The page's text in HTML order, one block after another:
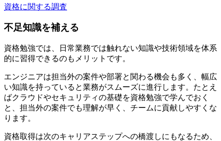
資格に関する調査
不足知識を補える
資格勉強では、日常業務では触れない知識や技術領域を体系
的に習得できるのもメリットです。
エンジニアは担当外の案件や部署と関わる機会も多く、幅広
い知識を持っていると業務がスムーズに進行します。たとえ
ばクラウドやセキュリティの基礎を資格勉強で学んでおく
と、担当外の案件でも理解が早く、チームに貢献しやすくな
ります。
資格取得は次のキャリアステップへの橋渡しにもなるため、